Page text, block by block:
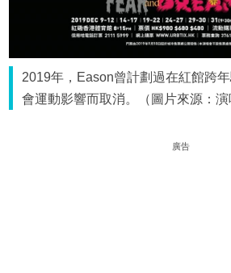
2019年，Eason曾計劃過在紅館跨
會運動影響而取消。（圖片來源：演
廣告